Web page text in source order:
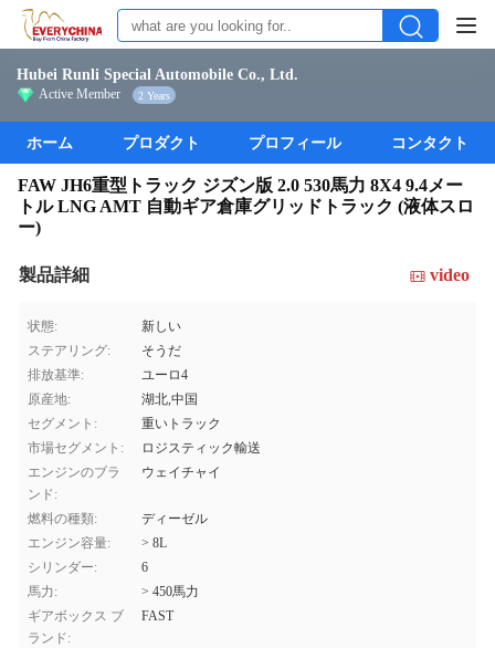
Hubei Runli Special Automobile Co., Ltd.
Active Member 2 Years
ホーム プロダクト プロフィール コンタクト
FAW JH6重型トラック ジズン版 2.0 530馬力 8X4 9.4メー
トル LNG AMT 自動ギア倉庫グリッドトラック (液体スロ
ー)
製品詳細 video
状態:
新しい
ステアリング:
そうだ
排放基準:
ユーロ4
原産地:
湖北,中国
セグメント:
重いトラック
市場セグメント:
ロジスティック輸送
エンジンのブラ
ンド:
ウェイチャイ
燃料の種類:
ディーゼル
エンジン容量:
> 8L
シリンダー:
6
馬力:
> 450馬力
ギアボックス ブ
ランド:
FAST